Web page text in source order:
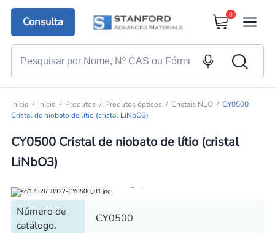
Consulta
0
Início Início Produtos Produtos ópticos Cristais NLO
CY0500
Cristal de niobato de lítio (cristal LiNbO3)
CY0500 Cristal de niobato de lítio (cristal
LiNbO3)
Número de
catálogo.
CY0500